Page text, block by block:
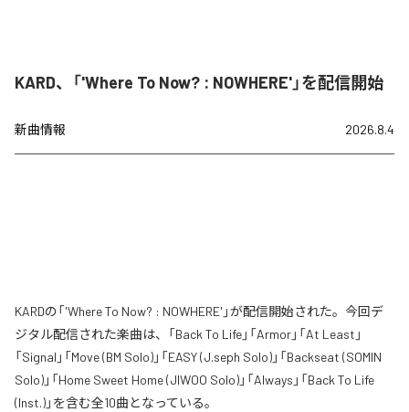
KARD、「'Where To Now? : NOWHERE'」を配信開始
新曲情報 2026.8.4
KARDの「'Where To Now? : NOWHERE'」が配信開始された。今回デ
ジタル配信された楽曲は、「Back To Life」「Armor」「At Least」
「Signal」「Move (BM Solo)」「EASY (J.seph Solo)」「Backseat (SOMIN
Solo)」「Home Sweet Home (JIWOO Solo)」「Always」「Back To Life
(Inst.)」を含む全10曲となっている。